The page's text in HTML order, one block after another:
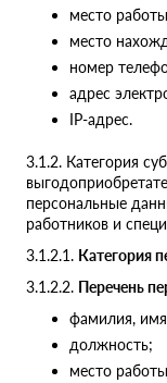
место
место
номер
адрес
IP-адрес.
3.1.2. Категория
персональные
работников и
3.1.2.1. Категория
3.1.2.2. Перечень
фамилия,
должность;
место